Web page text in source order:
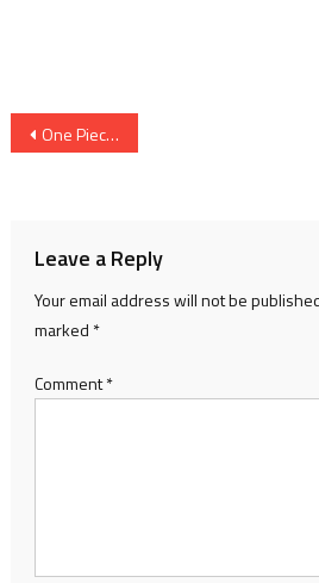
Post
One Piece: Mười thành tựu của Jinbe kể từ khi gặp Luffy
Leave a Reply
Your email address will not be
marked *
Comment*